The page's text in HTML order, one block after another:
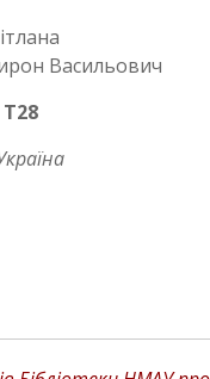
Васильович
Т28